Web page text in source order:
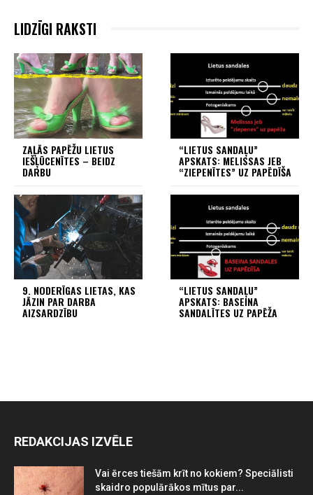
LIDZĪGI RAKSTI
ZAĻĀS PAPĒŽU LIETUS
IEŠĻŪCENĪTES – BEIDZ
DARBU
“LIETUS SANDAĻU”
APSKATS: MELISSAS JEB
“ZIEPENĪTES” UZ PAPĒDĪŠA
9. NODERĪGAS LIETAS, KAS
JĀZIN PAR DARBA
AIZSARDZĪBU
“LIETUS SANDAĻU”
APSKATS: BASEINA
SANDALĪTES UZ PAPĒŽA
REDAKCIJAS IZVĒLE
Vai ērces tiešām krīt no kokiem? Speciālisti
skaidro populārākos mītus par...